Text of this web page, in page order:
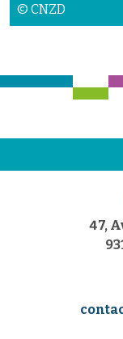
© CNZD
47,